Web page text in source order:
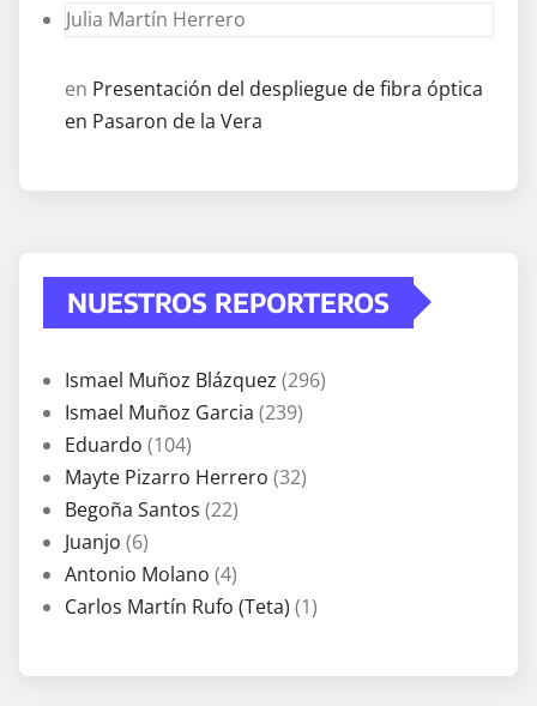
Julia Martín Herrero
en Presentación del despliegue de fibra óptica
en Pasaron de la Vera
NUESTROS REPORTEROS
Ismael Muñoz Blázquez (296)
Ismael Muñoz Garcia (239)
Eduardo (104)
Mayte Pizarro Herrero (32)
Begoña Santos (22)
Juanjo (6)
Antonio Molano (4)
Carlos Martín Rufo (Teta) (1)